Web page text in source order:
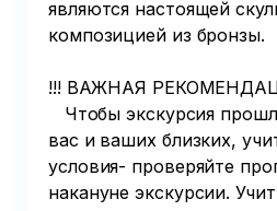
являются настоящей
композицией из бронзы.
!!! ВАЖНАЯ
вас и ваших близких,
условия- проверяйте
накануне экскурсии.